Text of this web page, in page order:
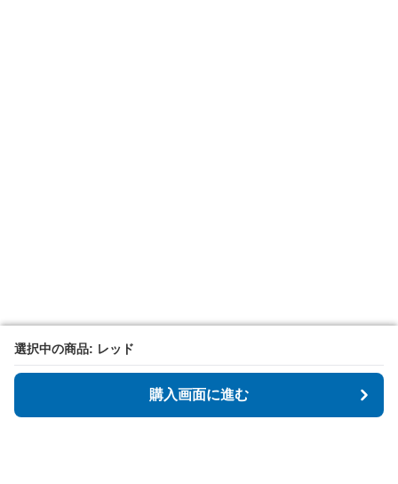
選択中の商品: レッド
購入画面に進む
選択中の商品: レッド
購入画面に進む